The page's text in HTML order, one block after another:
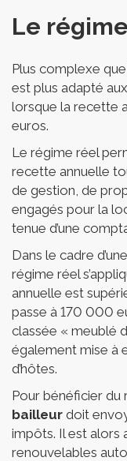
Le
Plus complexe
est plus adapté
lorsque la recette
euros.
Le régime réel
recette annuelle
de gestion, de
engagés pour la
tenue d’une
Dans le cadre
régime réel
annuelle est
passe à 170 000
classée « meublé
également mise à
d’hôtes.
Pour bénéficier du
bailleur doit
impôts. Il est alors
renouvelables